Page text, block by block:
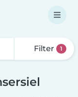
Filter 1